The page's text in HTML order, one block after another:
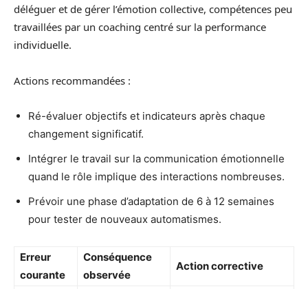
déléguer et de gérer l’émotion collective, compétences peu
travaillées par un coaching centré sur la performance
individuelle.
Actions recommandées :
Ré-évaluer objectifs et indicateurs après chaque
changement significatif.
Intégrer le travail sur la communication émotionnelle
quand le rôle implique des interactions nombreuses.
Prévoir une phase d’adaptation de 6 à 12 semaines
pour tester de nouveaux automatismes.
Erreur
courante
Conséquence
observée
Action corrective